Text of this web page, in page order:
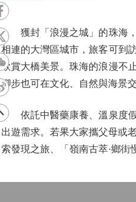
獲封「浪漫之城」的珠海，
相連的大灣區城市，旅客可到
欣賞大橋美景。珠海的浪漫不
腳步也可在文化、自然與海景
依託中醫藥康養、溫泉度假
出遊需求。若果大家攜父母或
索發現之旅、「嶺南古萃·鄉街